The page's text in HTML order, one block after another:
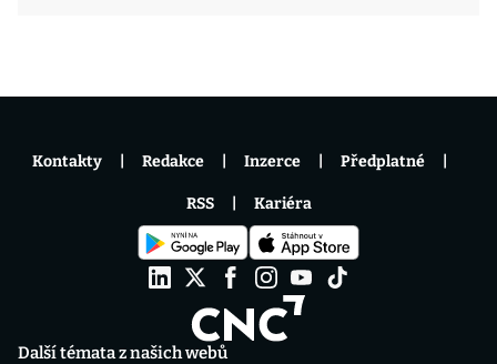
Další témata z našich webů
Kontakty Redakce Inzerce Předplatné
RSS Kariéra